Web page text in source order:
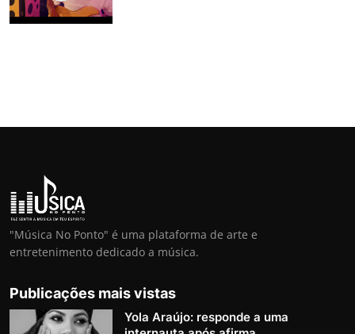
"Música No Ponto" é uma plataforma de arte e
entretenimento dedicado a música.
Publicações mais vistas
Yola Araújo: responde a uma